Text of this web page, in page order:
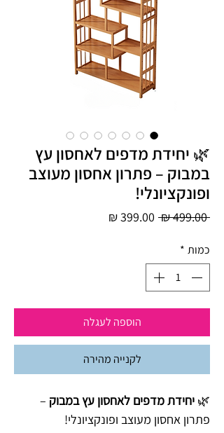
🌿 יחידת מדפים לאחסון עץ
במבוק – פתרון אחסון מעוצב
ופונקציונלי!
‏499.00 ‏₪
מחיר
כמות *
הוספה לעגלה
לקנייה מהירה
🌿 יחידת מדפים לאחסון עץ במבוק –
פתרון אחסון מעוצב ופונקציונלי!